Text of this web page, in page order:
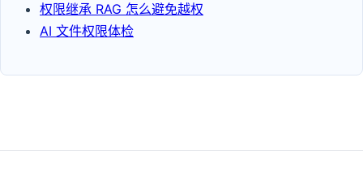
权限继承 RAG 怎么避免越权
AI 文件权限体检